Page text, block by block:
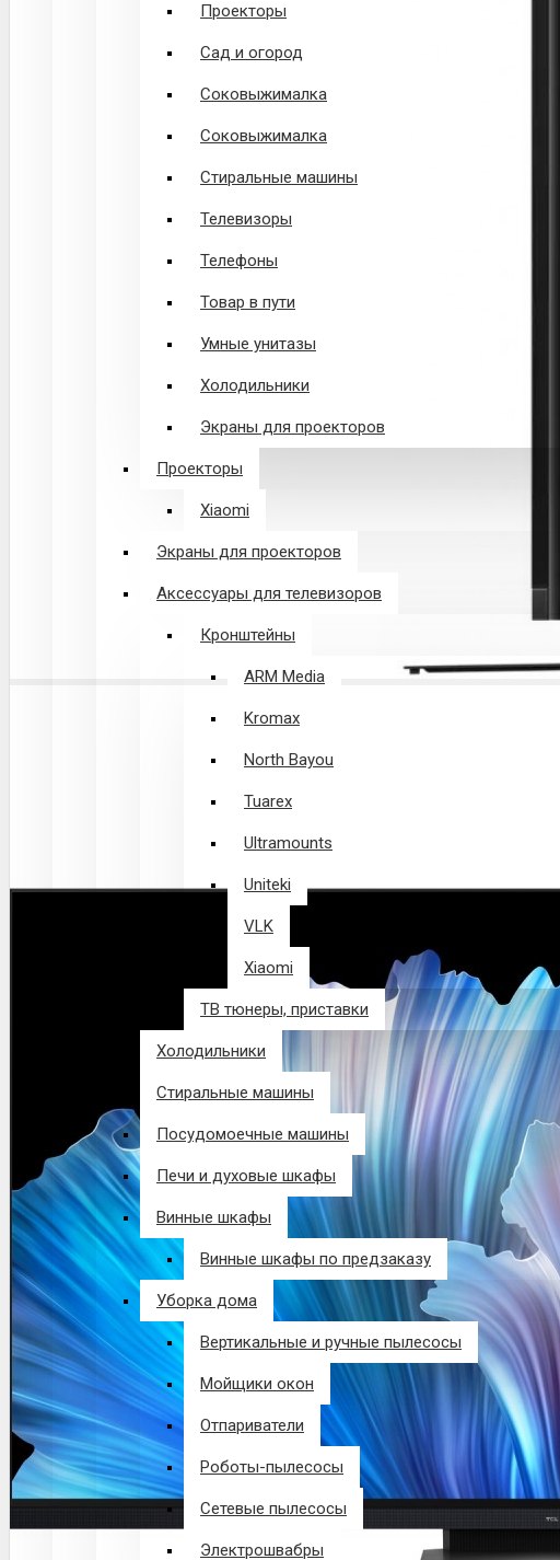
Проекторы
Сад и огород
Соковыжималка
Соковыжималка
Стиральные машины
Телевизоры
Телефоны
Товар в пути
Умные унитазы
Холодильники
Экраны для проекторов
Проекторы
Xiaomi
Экраны для проекторов
Аксессуары для телевизоров
Кронштейны
ARM Media
Kromax
North Bayou
Tuarex
Ultramounts
Uniteki
VLK
Xiaomi
ТВ тюнеры, приставки
Холодильники
Стиральные машины
Посудомоечные машины
Печи и духовые шкафы
Винные шкафы
Винные шкафы по предзаказу
Уборка дома
Вертикальные и ручные пылесосы
Мойщики окон
Отпариватели
Роботы-пылесосы
Сетевые пылесосы
Электрошвабры